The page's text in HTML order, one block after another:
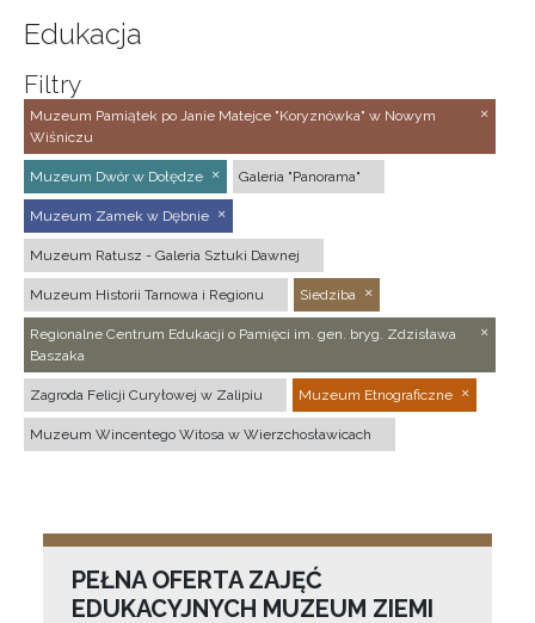
Edukacja
Filtry
Muzeum Pamiątek po Janie Matejce "Koryznówka" w Nowym
Wiśniczu
Muzeum Dwór w Dołędze Galeria "Panorama"
Muzeum Zamek w Dębnie
Muzeum Ratusz - Galeria Sztuki Dawnej
Muzeum Historii Tarnowa i Regionu Siedziba
Regionalne Centrum Edukacji o Pamięci im. gen. bryg. Zdzisława
Baszaka
Zagroda Felicji Curyłowej w Zalipiu Muzeum Etnograficzne
Muzeum Wincentego Witosa w Wierzchosławicach
PEŁNA OFERTA ZAJĘĆ
EDUKACYJNYCH MUZEUM ZIEMI